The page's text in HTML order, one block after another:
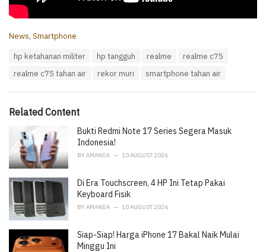
C
i
News, Smartphone
hp ketahanan militer hp tangguh realme
realme c75
realme c75 tahan air
rekor muri smartphone tahan air
Related Content
Bukti Redmi Note 17 Series Segera Masuk
Indonesia!
BY AMANDA 10 AUGUST 2026
Di Era Touchscreen, 4 HP Ini Tetap Pakai
Keyboard Fisik
BY AMANDA 10 AUGUST 2026
Siap-Siap! Harga iPhone 17 Bakal Naik Mulai
Minggu Ini